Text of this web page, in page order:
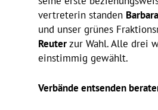
ver­tre­terin standen
und unser grünes
Reuterzur Wahl. Alle drei
einstimmig gewählt.
Verbände entsenden